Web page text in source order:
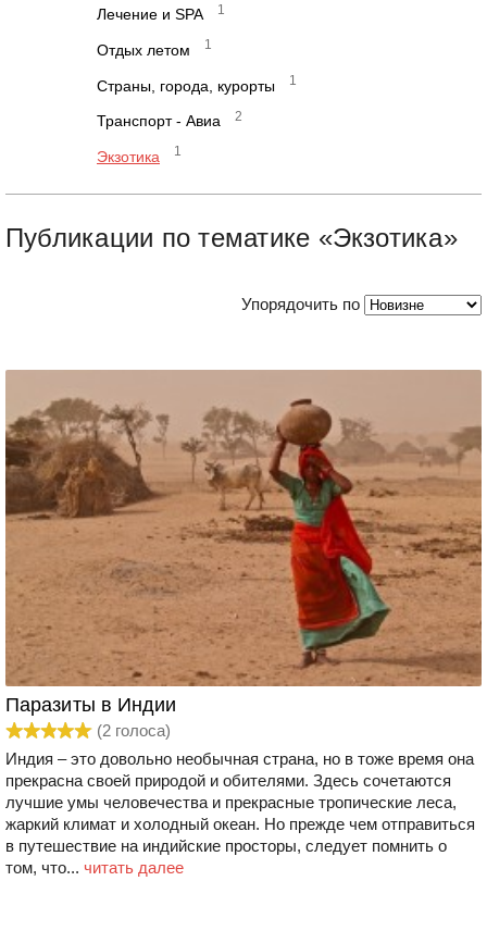
Лечение и SPA 1
Отдых летом 1
Страны, города, курорты 1
Транспорт - Авиа 2
Экзотика 1
Публикации по тематике «Экзотика»
Упорядочить по
Паразиты в Индии
(2 голоса)
Индия – это довольно необычная страна, но в тоже время она
прекрасна своей природой и обителями. Здесь сочетаются
лучшие умы человечества и прекрасные тропические леса,
жаркий климат и холодный океан. Но прежде чем отправиться
в путешествие на индийские просторы, следует помнить о
том, что... читать далее